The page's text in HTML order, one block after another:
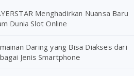
Menghadirkan Nuansa Baru
Dunia Slot Online
Daring yang Bisa Diakses dari
Jenis Smartphone